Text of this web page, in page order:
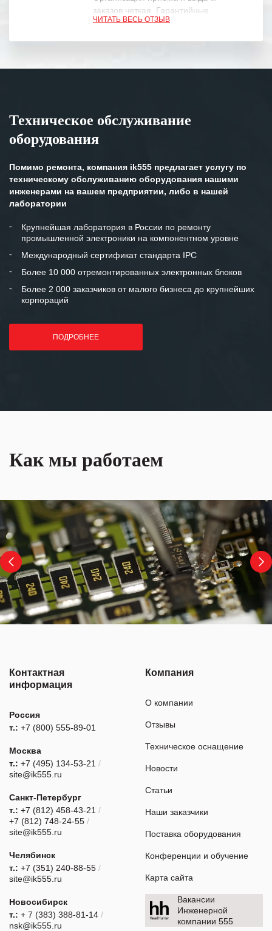
заказов четкая. Гарантийные
обязательства выполняются в
Особенно хочется отметить высокую
клиентоориентированность
готовность помочь в самых сложных
и доверительные партнерские
отношения и искренне желаем
«Инженерной компании «555» долгих
ЧИТАТЬ ВЕСЬ ОТЗЫВ
Техническое обслуживание
оборудования
Помимо ремонта, компания ik555 предлагает услугу по
техническому обслуживанию оборудования нашими
инженерами на вашем предприятии, либо в нашей
лаборатории
Крупнейшая лаборатория в России по ремонту
промышленной электроники на компонентном уровне
Международный сертификат стандарта IPC
Более 10 000 отремонтированных электронных блоков
Более 2 000 заказчиков от малого бизнеса до крупнейших
корпораций
ПОДРОБНЕЕ
Как мы работаем
Контактная
информация
Россия
т.: +7 (800) 555-89-01
Москва
т.: +7 (495) 134-53-21 /
site@ik555.ru
Санкт-Петербург
т.: +7 (812) 458-43-21 /
+7 (812) 748-24-55 /
site@ik555.ru
Челябинск
т.: +7 (351) 240-88-55 /
site@ik555.ru
Новосибирск
т.: + 7 (383) 388-81-14 /
nsk@ik555.ru
Компания
О компании
Отзывы
Техническое оснащение
Новости
Статьи
Наши заказчики
Поставка оборудования
Конференции и обучение
Карта сайта
Вакансии
Инженерной
компании 555